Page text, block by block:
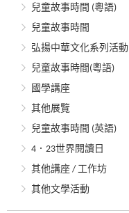
兒童故事時間 (粵語)
兒童故事時間
弘揚中華文化系列活動
兒童故事時間(粵語)
國學講座
其他展覽
兒童故事時間 (英語)
4．23世界閱讀日
其他講座 / 工作坊
其他文學活動